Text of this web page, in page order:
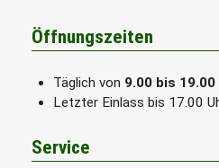
Öffnungszeiten
Täglich von 9.00 bis 19.00
Letzter Einlass bis 17.00
Service